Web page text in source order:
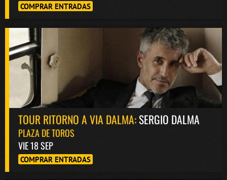
COMPRAR ENTRADAS
TOUR RITORNO A VIA DALMA:SERGIO DALMA
PLAZA DE TOROS
VIE 18 SEP
COMPRAR ENTRADAS